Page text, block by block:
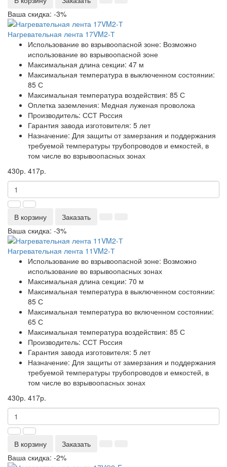
Ваша скидка: -3%
Нагревательная лента 17VM2-Т
Использование во взрывоопасной зоне: Возможно
использование во взрывоопасной зоне
Максимальная длина секции: 47 м
Максимальная температура в выключенном состоянии:
85 С
Максимальная температура воздействия: 85 С
Оплетка заземления: Медная луженая проволока
Производитель: ССТ Россия
Гарантия завода изготовителя: 5 лет
Назначение: Для защиты от замерзания и поддержания
требуемой температуры трубопроводов и емкостей, в
том числе во взрывоопасных зонах
430р. 417р.
В корзину
Заказать
Ваша скидка: -3%
Нагревательная лента 11VM2-Т
Использование во взрывоопасной зоне: Возможно
использование во взрывоопасных зонах
Максимальная длина секции: 70 м
Максимальная температура в выключенном состоянии:
85 С
Максимальная температура во включенном состоянии:
65 С
Максимальная температура воздействия: 85 С
Производитель: ССТ Россия
Гарантия завода изготовителя: 5 лет
Назначение: Для защиты от замерзания и поддержания
требуемой температуры трубопроводов и емкостей, в
том числе во взрывоопасных зонах
430р. 417р.
В корзину
Заказать
Ваша скидка: -2%